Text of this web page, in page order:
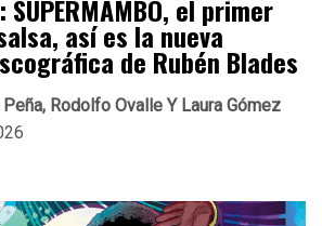
el primer
así es la nueva
de Rubén Blades
Rodolfo Ovalle Y Laura Gómez